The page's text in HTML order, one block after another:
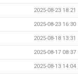
2025-08-23 18:21
2025-08-23 16:30
2025-08-18 13:31
2025-08-17 08:37
2025-08-13 14:04